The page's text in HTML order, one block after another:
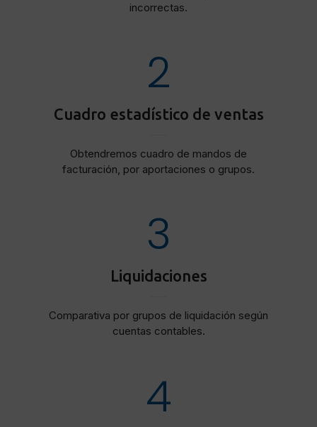
incorrectas.
2
Cuadro estadístico de ventas
Obtendremos cuadro de mandos de
facturación, por aportaciones o grupos.
3
Liquidaciones
Comparativa por grupos de liquidación según
cuentas contables.
4